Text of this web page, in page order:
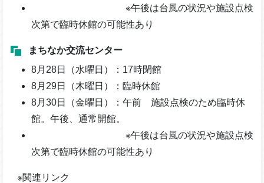
※午後は台風の状況や施設点検
次第で臨時休館の可能性あり
まちなか交流センター
8月28日（水曜日）：17時閉館
8月29日（木曜日）：臨時休館
8月30日（金曜日）：午前 施設点検のため臨時休
館。午後、通常開館。
※午後は台風の状況や施設点検
次第で臨時休館の可能性あり
※関連リンク